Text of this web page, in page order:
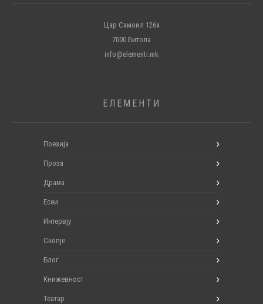
Цар Самоил 126а
7000 Битола
info@elementi.mk
ЕЛЕМЕНТИ
Поезија
Проза
Драма
Есеи
Интервју
Скопје
Блог
Книжевност
Театар